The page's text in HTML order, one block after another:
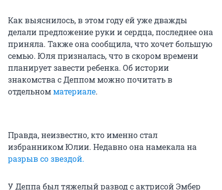
Как выяснилось, в этом году ей уже дважды
делали предложение руки и сердца, последнее она
приняла. Также она сообщила, что хочет большую
семью. Юля призналась, что в скором времени
планирует завести ребенка. Об истории
знакомства с Деппом можно почитать в
отдельномматериале.
Правда, неизвестно, кто именно стал
избранником Юлии. Недавно она намекала на
разрыв со звездой.
У Деппа был тяжелый развод с актрисой Эмбер